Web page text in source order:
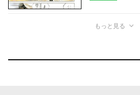
もっと見る